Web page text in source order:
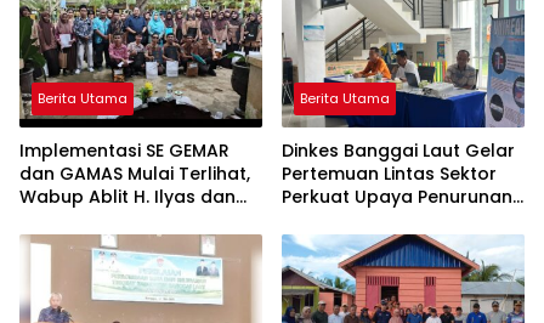
Berita Utama
Implementasi SE GEMAR
dan GAMAS Mulai Terlihat,
Wabup Ablit H. Ilyas dan
Kompak Ambil Rapor Anak
Berita Utama
Dinkes Banggai Laut Gelar
Pertemuan Lintas Sektor
Perkuat Upaya Penurunan